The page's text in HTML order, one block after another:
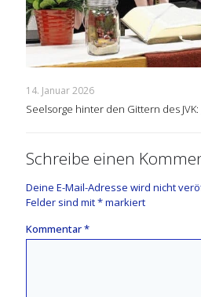
14. Januar 2026
Seelsorge hinter den Gittern des
Schreibe einen
Deine E-Mail-Adresse wird nicht
Felder sind mit*markiert
Kommentar*